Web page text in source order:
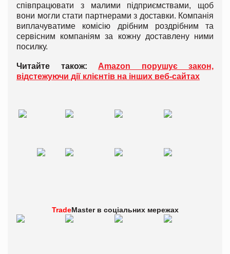
співпрацювати з малими підприємствами, щоб
вони могли стати партнерами з доставки. Компанія
виплачуватиме комісію дрібним роздрібним та
сервісним компаніям за кожну доставлену ними
посилку.
Читайте також: Amazon порушує закон,
відстежуючи дії клієнтів на інших веб-сайтах
TradeMaster в соціальних мережах